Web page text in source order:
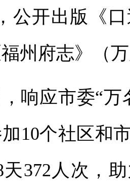
公开出版《
州府志》（
，响应市委“
10个社区和
372人次，